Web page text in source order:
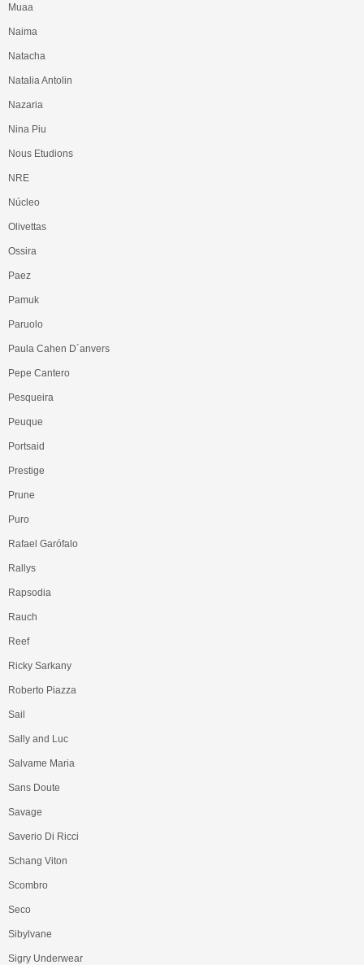
Muaa
Naima
Natacha
Natalia Antolin
Nazaria
Nina Piu
Nous Etudions
NRE
Núcleo
Olivettas
Ossira
Paez
Pamuk
Paruolo
Paula Cahen D´anvers
Pepe Cantero
Pesqueira
Peuque
Portsaid
Prestige
Prune
Puro
Rafael Garófalo
Rallys
Rapsodia
Rauch
Reef
Ricky Sarkany
Roberto Piazza
Sail
Sally and Luc
Salvame Maria
Sans Doute
Savage
Saverio Di Ricci
Schang Viton
Scombro
Seco
Sibylvane
Sigry Underwear